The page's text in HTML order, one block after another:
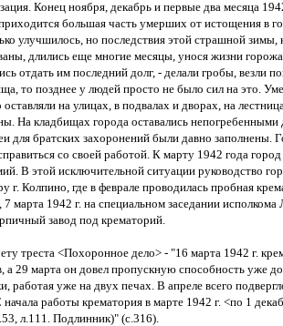
Конец ноября, декабрь и первые два месяца
большая часть умерших от истощения в
улучшилось, но последствия этой страшной зимы,
длились еще многие месяцы, унося жизни
отдать им последний долг, - делали гробы, везли
то позднее у людей просто не было сил на это.
оставляли на улицах, в подвалах и дворах, на
На кладбищах города оставались непогребенными
для братских захоронений были давно заполнены.
со своей работой. К марту 1942 года
В этой исключительной ситуации руководство
г. Колпино, где в феврале проводилась пробная
7 марта 1942 г. на специальном заседании
завод под крематорий.
треста <Похоронное дело> - "16 марта 1942 г.
а 29 марта он довел пропускную способность уже
работая уже на двух печах. В апреле всего
начала работы крематория в марте 1942 г. <по 1
л.111. Подлинник)" (с.316).